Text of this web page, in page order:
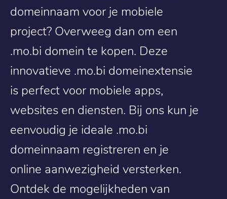
domeinnaam voor je mobiele
project? Overweeg dan om een
.mo.bi domein te kopen. Deze
innovatieve .mo.bi domeinextensie
is perfect voor mobiele apps,
websites en diensten. Bij ons kun je
eenvoudig je ideale .mo.bi
domeinnaam registreren en je
online aanwezigheid versterken.
Ontdek de mogelijkheden van